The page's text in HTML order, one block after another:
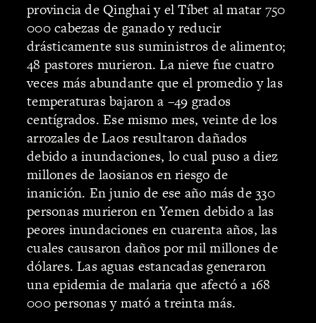
provincia de Qinghai y el Tíbet al matar 750
000 cabezas de ganado y reducir
drásticamente sus suministros de alimento;
48 pastores murieron. La nieve fue cuatro
veces más abundante que el promedio y las
temperaturas bajaron a –49 grados
centígrados. Ese mismo mes, veinte de los
arrozales de Laos resultaron dañados
debido a inundaciones, lo cual puso a diez
millones de laosianos en riesgo de
inanición. En junio de ese año más de 330
personas murieron en Yemen debido a las
peores inundaciones en cuarenta años, las
cuales causaron daños por mil millones de
dólares. Las aguas estancadas generaron
una epidemia de malaria que afectó a 168
000 personas y mató a treinta más.